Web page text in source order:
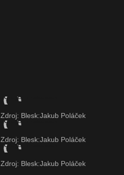
Zdroj: Blesk:Jakub Poláček
Zdroj: Blesk:Jakub Poláček
Zdroj: Blesk:Jakub Poláček